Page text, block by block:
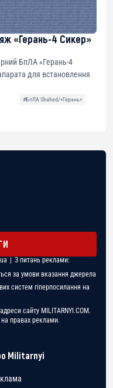
«Герань-4 Сикер»
БпЛА «Герань-4
для встановлення
#БпЛА Shahed/«Герань»
| З питань реклами:
за умови вказання джерела
систем гіперпосилання на
сайту MILITARNYI.COM.
на правах реклами.
Militarnyi